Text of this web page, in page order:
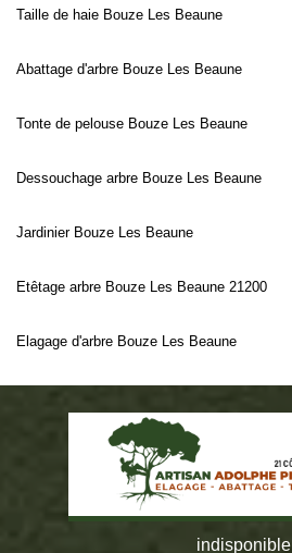
Taille de haie Bouze Les Beaune
Abattage d'arbre Bouze Les Beaune
Tonte de pelouse Bouze Les Beaune
Dessouchage arbre Bouze Les Beaune
Jardinier Bouze Les Beaune
Etêtage arbre Bouze Les Beaune 21200
Elagage d'arbre Bouze Les Beaune
indisponible